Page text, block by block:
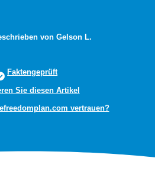
von Gelson L.
Faktengeprüft
Sie diesen Artikel
vertrauen?